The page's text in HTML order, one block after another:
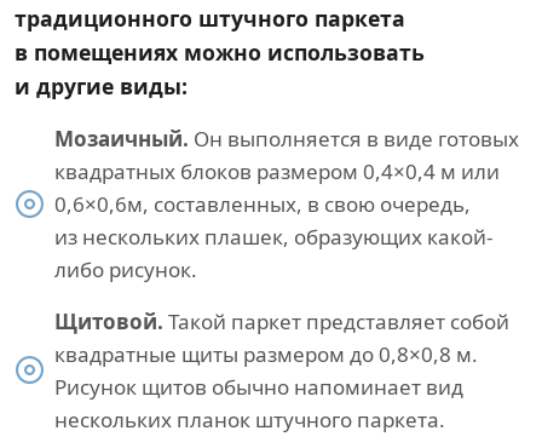
традиционного штучного паркета
в помещениях можно использовать
и другие виды:
Мозаичный. Он выполняется в виде готовых
квадратных блоков размером 0,4×0,4 м или
0,6×0,6м, составленных, в свою очередь,
из нескольких плашек, образующих какой-
либо рисунок.
Щитовой. Такой паркет представляет собой
квадратные щиты размером до 0,8×0,8 м.
Рисунок щитов обычно напоминает вид
нескольких планок штучного паркета.